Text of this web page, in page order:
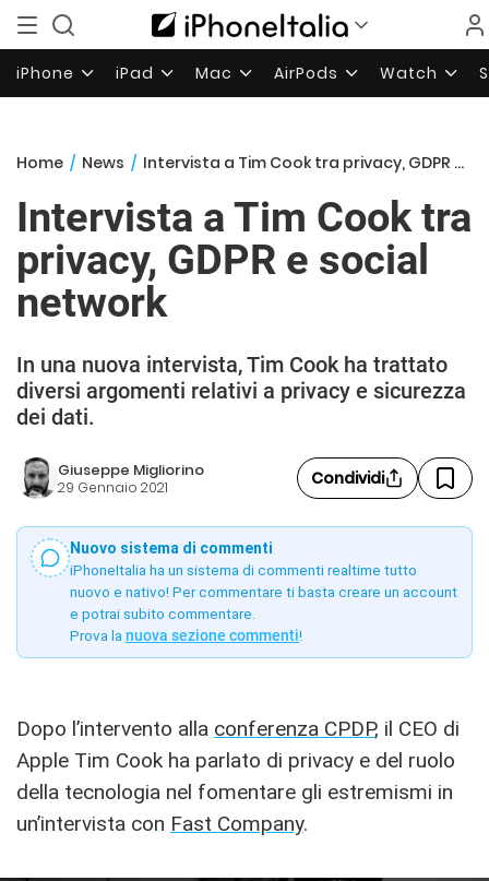
iPhone iPad Mac AirPods Watch
Home / News / Intervista a Tim Cook tra privacy, GDPR e social network
Intervista a Tim Cook tra
privacy, GDPR e social
network
In una nuova intervista, Tim Cook ha trattato
diversi argomenti relativi a privacy e sicurezza
dei dati.
Giuseppe Migliorino
29 Gennaio 2021 Condividi
Nuovo sistema di commenti
iPhoneItalia ha un sistema di commenti realtime tutto
nuovo e nativo! Per commentare ti basta creare un account
e potrai subito commentare.
Prova la nuova sezione commenti!
Dopo l’intervento alla conferenza CPDP, il CEO di
Apple Tim Cook ha parlato di privacy e del ruolo
della tecnologia nel fomentare gli estremismi in
un’intervista con Fast Company.